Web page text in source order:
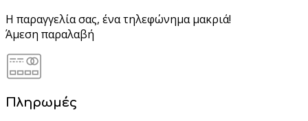
Η παραγγελία σας, ένα τηλεφώνημα μακριά!
Άμεση παραλαβή
Πληρωμές